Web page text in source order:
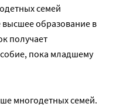
семей
образование в
получает
пока младшему
многодетных семей.